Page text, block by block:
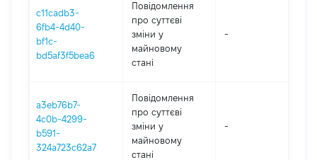
c11cadb3-
6fb4-4d40-
bf1c-
bd5af3f5bea6
Повідомлення
про суттєві
зміни y
майновому
стані
-
a3eb76b7-
4c0b-4299-
b591-
324a723c62a7
Повідомлення
про суттєві
зміни y
майновому
стані
-